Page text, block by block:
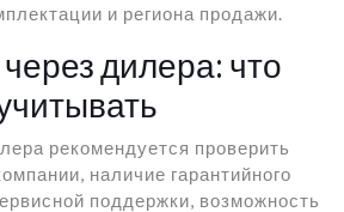
и региона продажи.
дилера: что
рекомендуется проверить
наличие гарантийного
поддержки, возможность